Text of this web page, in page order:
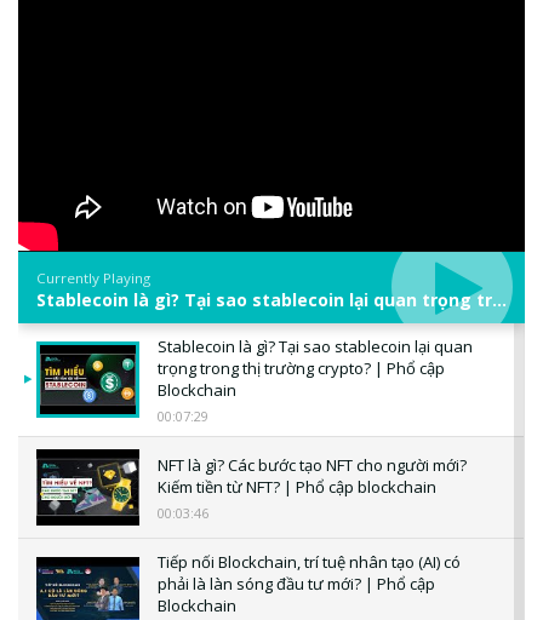
Currently Playing
Stablecoin là gì? Tại sao stablecoin lại quan trọng trong thị trường crypto? | Phổ cập Blockchain
Stablecoin là gì? Tại sao stablecoin lại quan
trọng trong thị trường crypto? | Phổ cập
Blockchain
00:07:29
NFT là gì? Các bước tạo NFT cho người mới?
Kiếm tiền từ NFT? | Phổ cập blockchain
00:03:46
Tiếp nối Blockchain, trí tuệ nhân tạo (AI) có
phải là làn sóng đầu tư mới? | Phổ cập
Blockchain